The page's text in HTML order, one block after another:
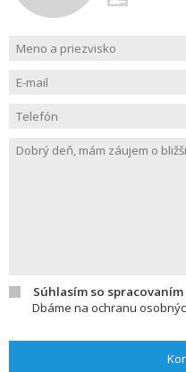
Súhlasím so
Dbáme na ochranu